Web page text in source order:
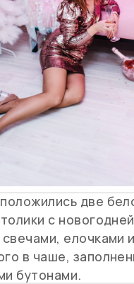
две
с
елочками
в чаше,
бутонами.